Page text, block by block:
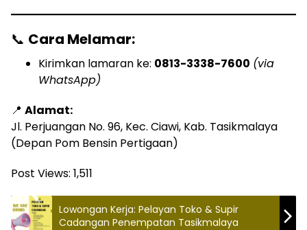
📞 Cara Melamar:
Kirimkan lamaran ke: 0813-3338-7600 (via
WhatsApp)
📍 Alamat:
Jl. Perjuangan No. 96, Kec. Ciawi, Kab. Tasikmalaya
(Depan Pom Bensin Pertigaan)
Post Views: 1,511
Lowongan Kerja: Pelayan Toko & Supir
Cadangan Penempatan Tasikmalaya